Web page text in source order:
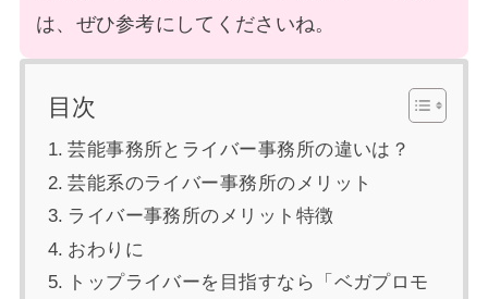
は、ぜひ参考にしてくださいね。
目次
芸能事務所とライバー事務所の違いは？
芸能系のライバー事務所のメリット
ライバー事務所のメリット特徴
おわりに
トップライバーを目指すなら「ベガプロモ